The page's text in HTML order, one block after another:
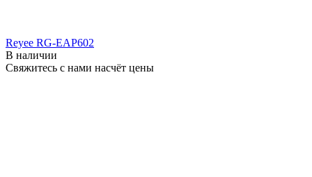
Reyee RG-EAP602
В наличии
Свяжитесь с нами насчёт цены